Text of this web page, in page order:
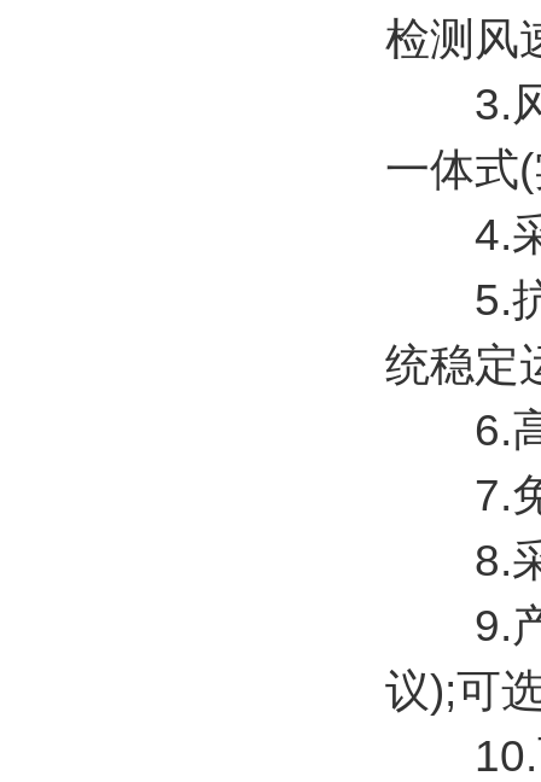
检测风
3.风
一体式
4.采
5.抗
统稳定
6.高
7.免
8.采
9.产
议);可
10.可